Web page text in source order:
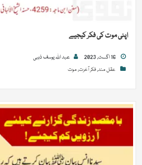
اپنی موت کی فکر کیجیے
عبد اللہ یوسف ذہبی
عقل مند,فکر آخرت,موت